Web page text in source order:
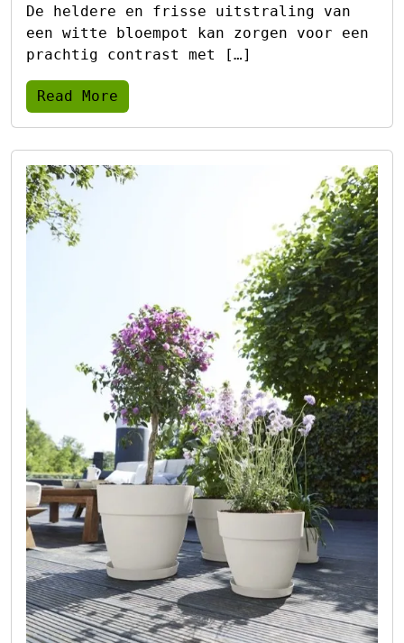
De heldere en frisse uitstraling van
een witte bloempot kan zorgen voor een
prachtig contrast met […]
Read More